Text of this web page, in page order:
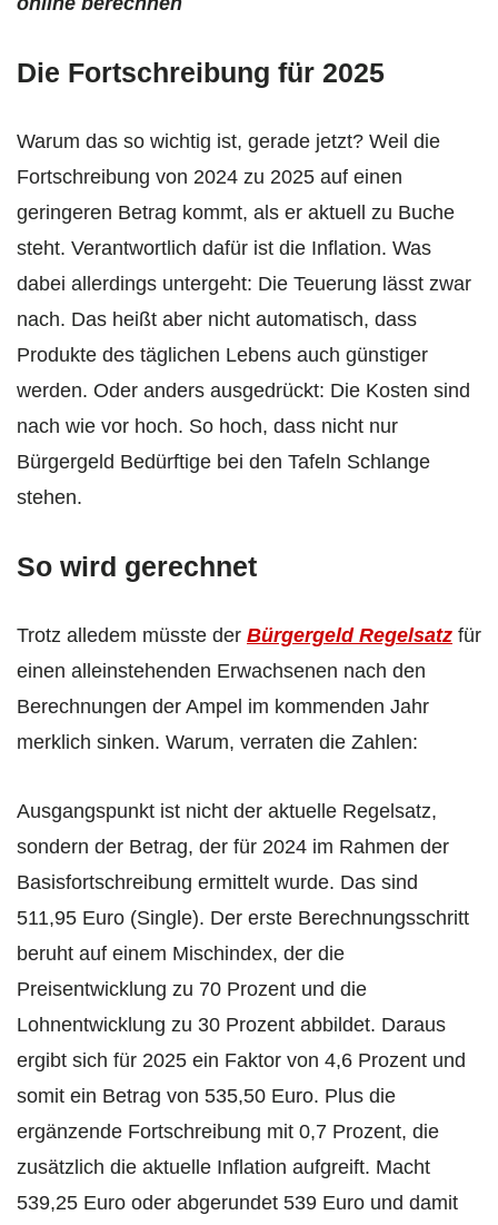
Die Fortschreibung für 2025
Warum das so wichtig ist, gerade jetzt? Weil die
Fortschreibung von 2024 zu 2025 auf einen
geringeren Betrag kommt, als er aktuell zu Buche
steht. Verantwortlich dafür ist die Inflation. Was
dabei allerdings untergeht: Die Teuerung lässt zwar
nach. Das heißt aber nicht automatisch, dass
Produkte des täglichen Lebens auch günstiger
werden. Oder anders ausgedrückt: Die Kosten sind
nach wie vor hoch. So hoch, dass nicht nur
Bürgergeld Bedürftige bei den Tafeln Schlange
stehen.
So wird gerechnet
Trotz alledem müsste der Bürgergeld Regelsatz für
einen alleinstehenden Erwachsenen nach den
Berechnungen der Ampel im kommenden Jahr
merklich sinken. Warum, verraten die Zahlen:
Ausgangspunkt ist nicht der aktuelle Regelsatz,
sondern der Betrag, der für 2024 im Rahmen der
Basisfortschreibung ermittelt wurde. Das sind
511,95 Euro (Single). Der erste Berechnungsschritt
beruht auf einem Mischindex, der die
Preisentwicklung zu 70 Prozent und die
Lohnentwicklung zu 30 Prozent abbildet. Daraus
ergibt sich für 2025 ein Faktor von 4,6 Prozent und
somit ein Betrag von 535,50 Euro. Plus die
ergänzende Fortschreibung mit 0,7 Prozent, die
zusätzlich die aktuelle Inflation aufgreift. Macht
539,25 Euro oder abgerundet 539 Euro und damit